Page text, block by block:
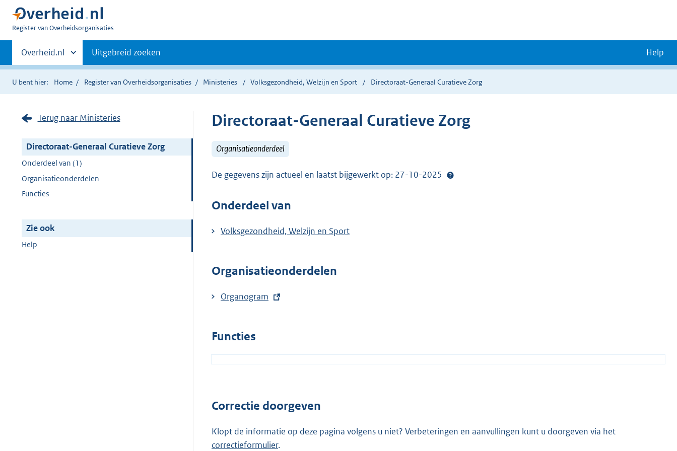
U
Register van Overheidsorganisaties
Primaire
navigatie
Andere
sites
binnen
Overheid.nl Uitgebreid zoeken Help
U bent hier: Home Register van Overheidsorganisaties Ministeries Volksgezondheid, Welzijn en Sport Directoraat-Generaal Curatieve Zorg
Terug naar Ministeries
Directoraat-Generaal Curatieve Zorg
Onderdeel van (1)
Organisatieonderdelen
Functies
Zie ook
Help
Directoraat-Generaal Curatieve Zorg
Organisatieonderdeel
De gegevens zijn actueel en laatst bijgewerkt op: 27-10-2025
Onderdeel van
Volksgezondheid, Welzijn en Sport
Organisatieonderdelen
E
e
n
i
k
:
Organogram
Functies
Correctie doorgeven
Klopt de informatie op deze pagina volgens u niet? Verbeteringen en aanvullingen kunt u doorgeven via het
correctieformulier.